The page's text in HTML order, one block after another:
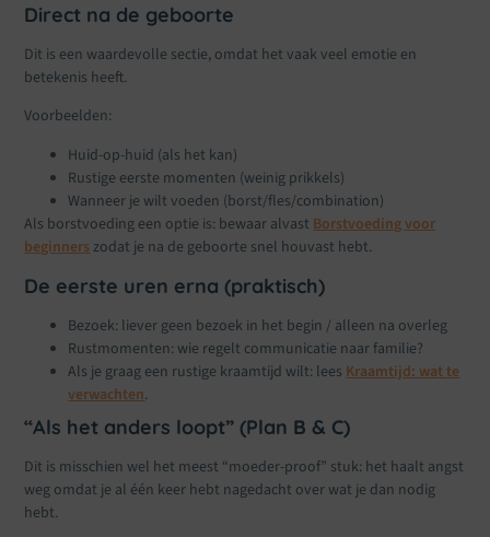
Direct na de geboorte
Dit is een waardevolle sectie, omdat het vaak veel emotie en
betekenis heeft.
Voorbeelden:
Huid-op-huid (als het kan)
Rustige eerste momenten (weinig prikkels)
Wanneer je wilt voeden (borst/fles/combination)
Als borstvoeding een optie is: bewaar alvast Borstvoeding voor
beginnerszodat je na de geboorte snel houvast hebt.
De eerste uren erna (praktisch)
Bezoek: liever geen bezoek in het begin / alleen na overleg
Rustmomenten: wie regelt communicatie naar familie?
Als je graag een rustige kraamtijd wilt: lees Kraamtijd: wat te
verwachten.
“Als het anders loopt” (Plan B & C)
Dit is misschien wel het meest “moeder-proof” stuk: het haalt angst
weg omdat je al één keer hebt nagedacht over wat je dan nodig
hebt.